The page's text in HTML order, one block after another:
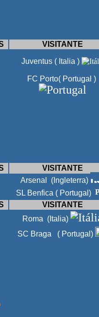
VISITANTE
Juventus ( Italia )
FC Porto( Portugal )
VISITANTE
Arsenal (Ingleterra)
SL Benfica ( Portugal)
VISITANTE
Roma (Italia)
SC Braga ( Portugal)